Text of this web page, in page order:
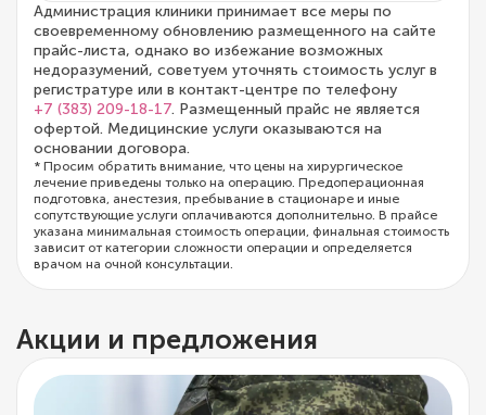
Администрация клиники принимает все меры по
своевременному обновлению размещенного на сайте
прайс-листа, однако во избежание возможных
недоразумений, советуем уточнять стоимость услуг в
регистратуре или в контакт-центре по телефону
+7 (383) 209-18-17. Размещенный прайс не является
офертой. Медицинские услуги оказываются на
основании договора.
* Просим обратить внимание, что цены на хирургическое
лечение приведены только на операцию. Предоперационная
подготовка, анестезия, пребывание в стационаре и иные
сопутствующие услуги оплачиваются дополнительно. В прайсе
указана минимальная стоимость операции, финальная стоимость
зависит от категории сложности операции и определяется
врачом на очной консультации.
Акции и предложения